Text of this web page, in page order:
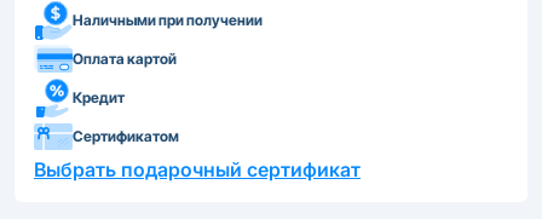
Наличными при получении
Оплата картой
Кредит
Сертификатом
Выбрать подарочный сертификат